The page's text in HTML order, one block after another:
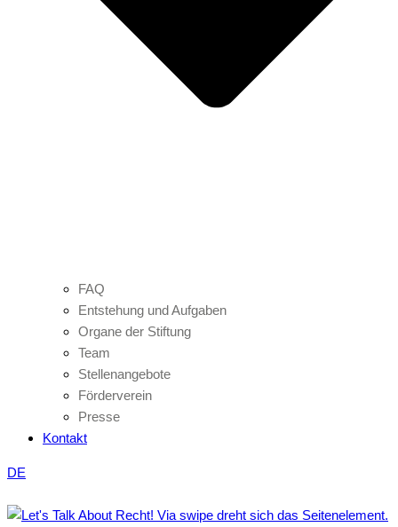
FAQ
Entstehung und Aufgaben
Organe der Stiftung
Team
Stellenangebote
Förderverein
Presse
Kontakt
DE